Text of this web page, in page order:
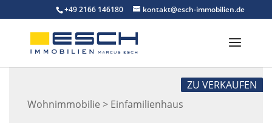
to
content
+49 2166 146180 kontakt@esch-immobilien.de
Wohnimmobilie > Einfamilienhaus
ZU VERKAUFEN